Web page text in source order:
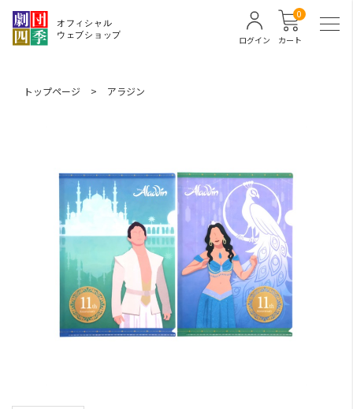
カート
0
ログイン
トップページ > アラジン